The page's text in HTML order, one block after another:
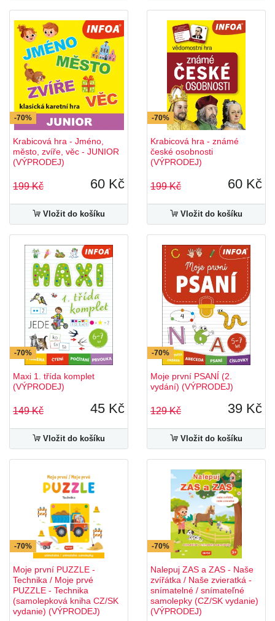
-70%
Krabicová hra - Jméno,
město, zvíře, věc - JUNIOR
(VÝPRODEJ)
199 Kč 60 Kč
Vložit do košíku
-70%
Krabicová hra - známé
české osobnosti
(VÝPRODEJ)
199 Kč 60 Kč
Vložit do košíku
-70%
Maxi 1. třída komplet
(VÝPRODEJ)
149 Kč 45 Kč
Vložit do košíku
-70%
Moje první PSANÍ (2.
vydání) (VÝPRODEJ)
129 Kč 39 Kč
Vložit do košíku
-70%
Moje první PUZZLE -
Technika / Moje prvé
PUZZLE - Technika
(samolepková kniha CZ/SK
vydanie) (VÝPRODEJ)
-70%
Nalepuj ZAS a ZAS - Naše
zvířátka / Naše zvieratká -
snímatelné / snímateľné
samolepky (CZ/SK vydanie)
(VÝPRODEJ)